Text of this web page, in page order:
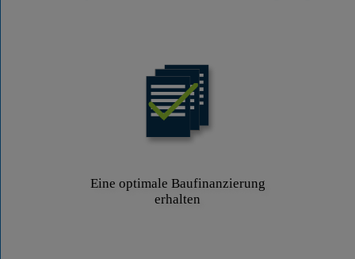
Eine optimale Baufinanzierung
erhalten